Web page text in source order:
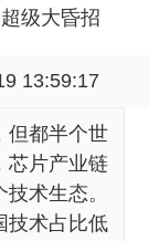
级大昏招
13:59:17
但都半个世
芯片产业链
术生态。
技术占比低